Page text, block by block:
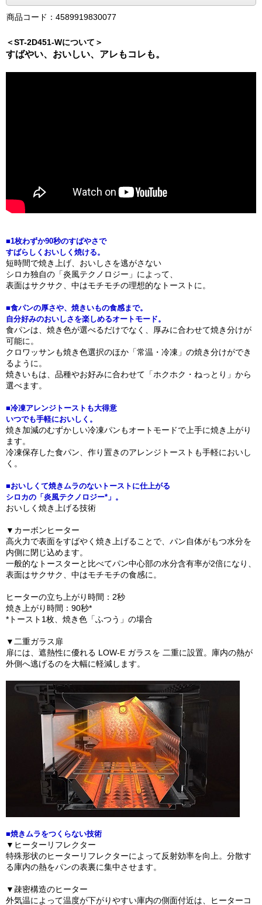
商品コード：4589919830077
＜ST-2D451-Wについて＞
すばやい、おいしい、アレもコレも。
■1枚わずか90秒のすばやさで
すばらしくおいしく焼ける。
短時間で焼き上げ、おいしさを逃がさない
シロカ独自の「炎風テクノロジー」によって、
表面はサクサク、中はモチモチの理想的なトーストに。
■食パンの厚さや、焼きいもの食感まで。
自分好みのおいしさを楽しめるオートモード。
食パンは、焼き色が選べるだけでなく、厚みに合わせて焼き分けが
可能に。
クロワッサンも焼き色選択のほか「常温・冷凍」の焼き分けができ
るように。
焼きいもは、品種やお好みに合わせて「ホクホク・ねっとり」から
選べます。
■冷凍アレンジトーストも大得意
いつでも手軽においしく。
焼き加減のむずかしい冷凍パンもオートモードで上手に焼き上がり
ます。
冷凍保存した食パン、作り置きのアレンジトーストも手軽においし
く。
■おいしくて焼きムラのないトーストに仕上がる
シロカの「炎風テクノロジー*」。
おいしく焼き上げる技術
▼カーボンヒーター
高火力で表面をすばやく焼き上げることで、パン自体がもつ水分を
内側に閉じ込めます。
一般的なトースターと比べてパン中心部の水分含有率が2倍になり、
表面はサクサク、中はモチモチの食感に。
ヒーターの立ち上がり時間：2秒
焼き上がり時間：90秒*
*トースト1枚、焼き色「ふつう」の場合
▼二重ガラス扉
扉には、遮熱性に優れる LOW-E ガラスを 二重に設置。庫内の熱が
外側へ逃げるのを大幅に軽減します。
■焼きムラをつくらない技術
▼ヒーターリフレクター
特殊形状のヒーターリフレクターによって反射効率を向上。分散す
る庫内の熱をパンの表裏に集中させます。
▼疎密構造のヒーター
外気温によって温度が下がりやすい庫内の側面付近は、ヒーターコ